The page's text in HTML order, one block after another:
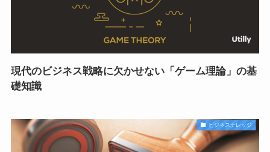
現代のビジネス戦略に欠かせない「ゲーム理論」の基
礎知識
ビジネスナレッジ